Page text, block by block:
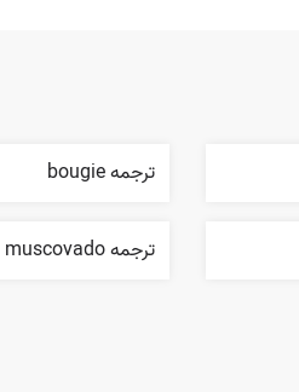
ترجمه bougie
ترجمه muscovado